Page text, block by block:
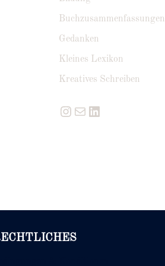
Buchzusammenfassungen
Gedanken
Kleines Lexikon
Kreatives Schreiben
Instagram
E-MailLinkedIn